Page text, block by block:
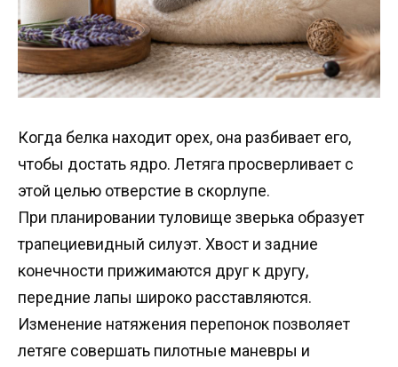
Когда белка находит орех, она разбивает его,
чтобы достать ядро. Летяга просверливает с
этой целью отверстие в скорлупе.
При планировании туловище зверька образует
трапециевидный силуэт. Хвост и задние
конечности прижимаются друг к другу,
передние лапы широко расставляются.
Изменение натяжения перепонок позволяет
летяге совершать пилотные маневры и